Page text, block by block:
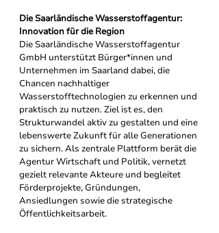
Die Saarländische Wasserstoffagentur:
Innovation für die Region
Die Saarländische Wasserstoffagentur
GmbH unterstützt Bürger*innen und
Unternehmen im Saarland dabei, die
Chancen nachhaltiger
Wasserstofftechnologien zu erkennen und
praktisch zu nutzen. Ziel ist es, den
Strukturwandel aktiv zu gestalten und eine
lebenswerte Zukunft für alle Generationen
zu sichern. Als zentrale Plattform berät die
Agentur Wirtschaft und Politik, vernetzt
gezielt relevante Akteure und begleitet
Förderprojekte, Gründungen,
Ansiedlungen sowie die strategische
Öffentlichkeitsarbeit.